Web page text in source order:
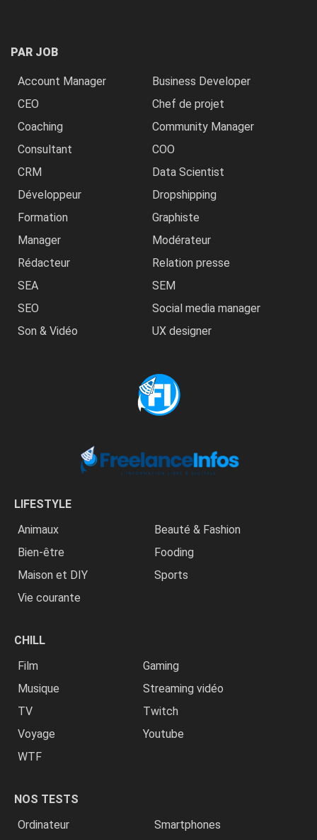
PAR JOB
Account Manager
Business Developer
CEO
Chef de projet
Coaching
Community Manager
Consultant
COO
CRM
Data Scientist
Développeur
Dropshipping
Formation
Graphiste
Manager
Modérateur
Rédacteur
Relation presse
SEA
SEM
SEO
Social media manager
Son & Vidéo
UX designer
LIFESTYLE
Animaux
Beauté & Fashion
Bien-être
Fooding
Maison et DIY
Sports
Vie courante
CHILL
Film
Gaming
Musique
Streaming vidéo
TV
Twitch
Voyage
Youtube
WTF
NOS TESTS
Ordinateur
Smartphones